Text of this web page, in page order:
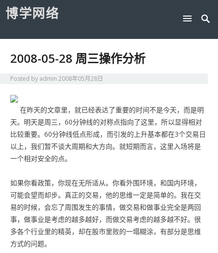
博学网络
2008-05-28 周三操作分析
Posted by admin 2008年05月28日
在昨天的文章里，就已经表达了重要的时间不是今天，而是明
天。明天是周三，60分钟线的对称点指向了这里，所以显得相对
比较重要。60分钟线低点形成，而引发的上升基本都在3个交易日
以上，我们暂不谈大周期和大方向。就短期而言，这里入场将是
一个相对安全的点。
如果你看政策，你现在无所适从。你看外围环境，和国内环境，
可能会望而却步。真正的交易，他的思维一定是简单的。我在交
易的时候，会忘了周围发生的事情，做交易和做事业完全是两回
事，做事业是考虑的越多越好，而做交易考虑的越多越不好。很
多各个行业里的精英，却在股市里败的一塌糊涂，有部分是思维
方式的问题。